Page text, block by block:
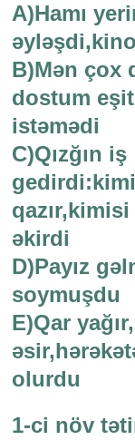
A)Hamı
B)Mən çox
dostum
istəmədi
C)Qızğın iş
əkirdi
D)Payız
soymuşdu
E)Qar
olurdu
1-ci növ